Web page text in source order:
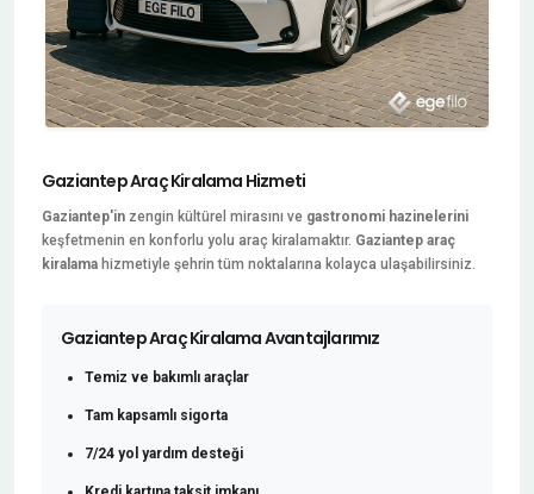
Gaziantep Araç Kiralama Hizmeti
Gaziantep'in zengin kültürel mirasını ve gastronomi hazinelerini
keşfetmenin en konforlu yolu araç kiralamaktır. Gaziantep araç
kiralama hizmetiyle şehrin tüm noktalarına kolayca ulaşabilirsiniz.
Gaziantep Araç Kiralama Avantajlarımız
Temiz ve bakımlı araçlar
Tam kapsamlı sigorta
7/24 yol yardım desteği